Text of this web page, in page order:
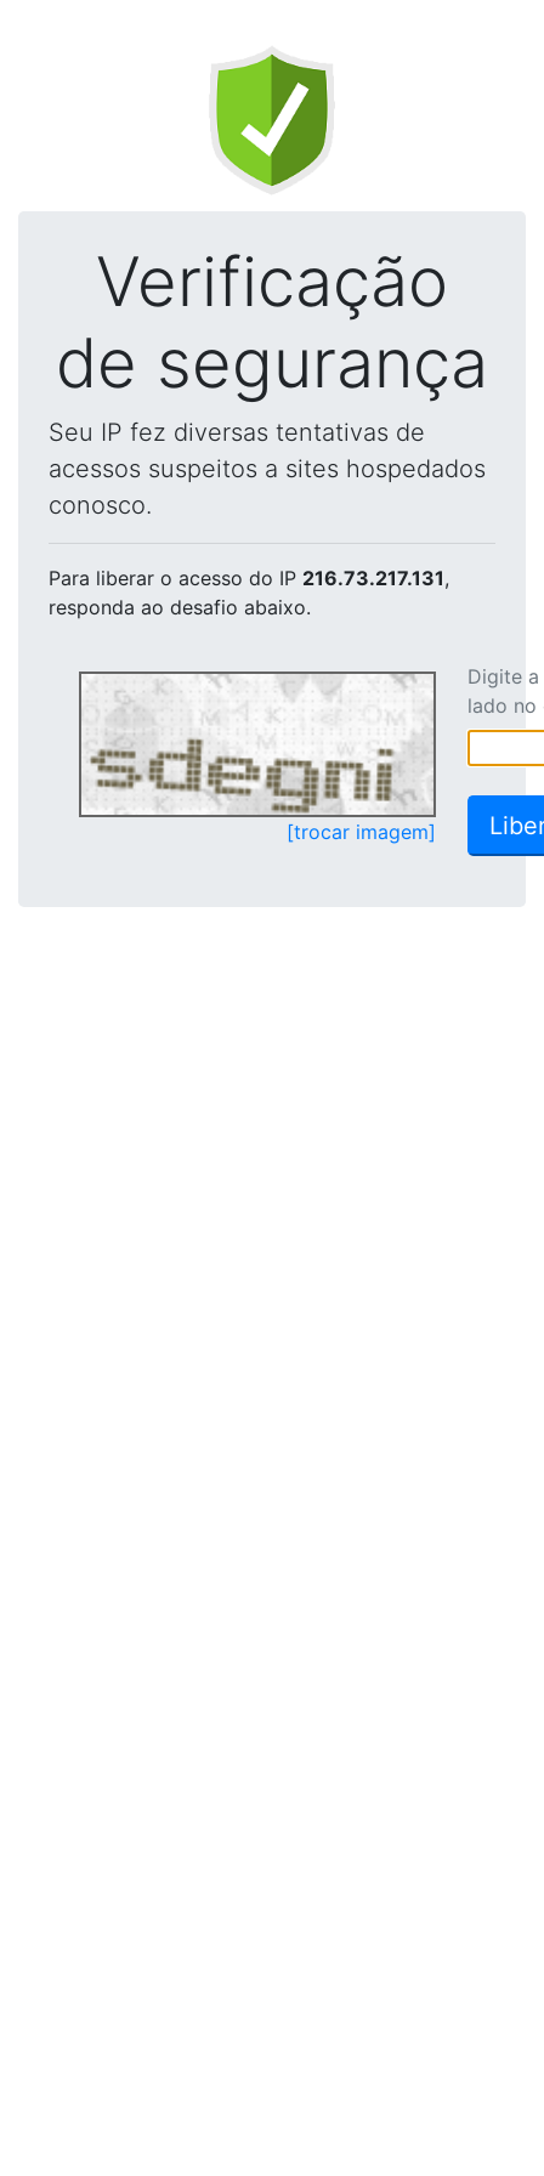
Verificação
de segurança
Seu IP fez diversas tentativas de
acessos suspeitos a sites hospedados
conosco.
Para liberar o acesso do IP 216.73.217.131,
responda ao desafio abaixo.
[trocar imagem]
Digite
lado no